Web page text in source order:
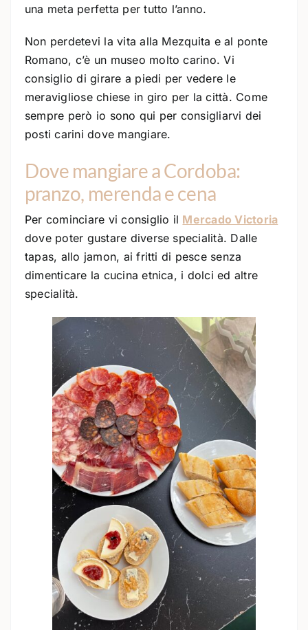
una meta perfetta per tutto l’anno.
Non perdetevi la vita alla Mezquita e al ponte
Romano, c’è un museo molto carino. Vi
consiglio di girare a piedi per vedere le
meravigliose chiese in giro per la città. Come
sempre però io sono qui per consigliarvi dei
posti carini dove mangiare.
Dove mangiare a Cordoba:
pranzo, merenda e cena
Per cominciare vi consiglio il Mercado Victoria
dove poter gustare diverse specialità. Dalle
tapas, allo jamon, ai fritti di pesce senza
dimenticare la cucina etnica, i dolci ed altre
specialità.